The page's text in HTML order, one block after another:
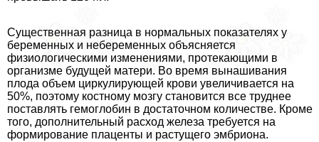
Существенная разница в нормальных показателях у
беременных и небеременных объясняется
физиологическими изменениями, протекающими в
организме будущей матери. Во время вынашивания
плода объем циркулирующей крови увеличивается на
50%, поэтому костному мозгу становится все труднее
поставлять гемоглобин в достаточном количестве. Кроме
того, дополнительный расход железа требуется на
формирование плаценты и растущего эмбриона.